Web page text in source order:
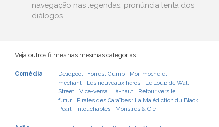
navegação nas legendas, pronúncia lenta dos
diálogos...
Veja outros filmes nas mesmas categorias:
Comédia Deadpool Forrest Gump
Moi, moche et
méchant
Les nouveaux héros
Le Loup de Wall
Street
Vice-versa Là-haut
Retour vers le
futur
Pirates des Caraïbes : La Malédiction du Black
Pearl
Intouchables Monstres & Cie